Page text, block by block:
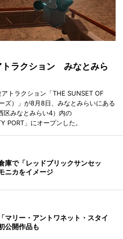
トラクション みなとみら
トラクション「THE SUNSET OF
ズ）」が8月8日、みなとみらいにある
区みなとみらい4）内の
PORT」にオープンした。
庫で「レッドブリックサンセッ
ニカをイメージ
マリー・アントワネット・スタイ
公開作品も